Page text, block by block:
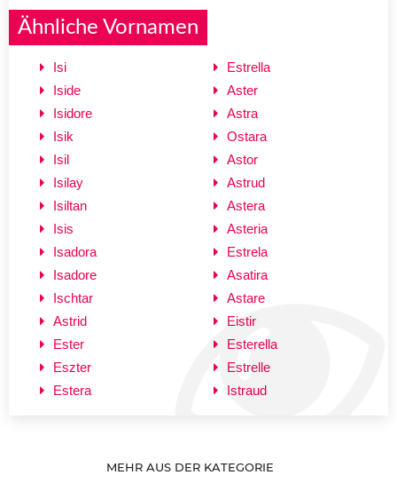
Ähnliche Vornamen
Isi
Iside
Isidore
Isik
Isil
Isilay
Isiltan
Isis
Isadora
Isadore
Ischtar
Astrid
Ester
Eszter
Estera
Estrella
Aster
Astra
Ostara
Astor
Astrud
Astera
Asteria
Estrela
Asatira
Astare
Eistir
Esterella
Estrelle
Istraud
MEHR AUS DER KATEGORIE